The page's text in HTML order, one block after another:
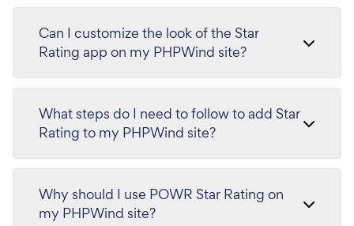
Can I customize the look of the Star
Rating app on my PHPWind site?
What steps do I need to follow to add Star
Rating to my PHPWind site?
Why should I use POWR Star Rating on
my PHPWind site?